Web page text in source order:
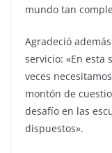
mundo tan
Agradeció
servicio: «En esta
veces
montón de
desafío en las
dispuestos».